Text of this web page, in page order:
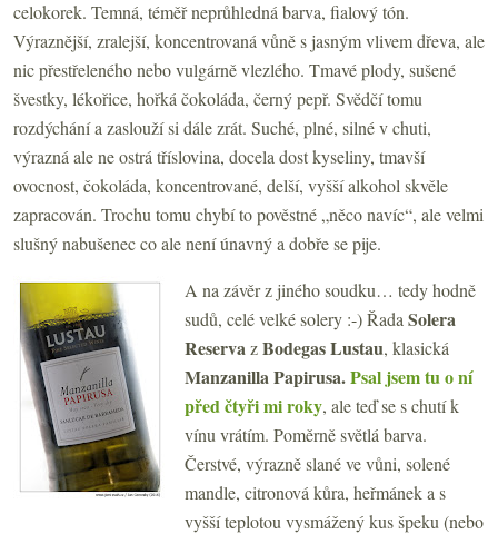
celokorek. Temná, téměř neprůhledná barva, fialový tón.
Výraznější, zralejší, koncentrovaná vůně s jasným vlivem dřeva, ale
nic přestřeleného nebo vulgárně vlezlého. Tmavé plody, sušené
švestky, lékořice, hořká čokoláda, černý pepř. Svědčí tomu
rozdýchání a zaslouží si dále zrát. Suché, plné, silné v chuti,
výrazná ale ne ostrá tříslovina, docela dost kyseliny, tmavší
ovocnost, čokoláda, koncentrované, delší, vyšší alkohol skvěle
zapracován. Trochu tomu chybí to pověstné „něco navíc“, ale velmi
slušný nabušenec co ale není únavný a dobře se pije.
A na závěr z jiného soudku… tedy hodně
sudů, celé velké solery :-) Řada Solera
ReservazBodegas Lustau, klasická
Manzanilla Papirusa.Psal jsem tu o ní
před čtyři mi roky, ale teď se s chutí k
vínu vrátím. Poměrně světlá barva.
Čerstvé, výrazně slané ve vůni, solené
mandle, citronová kůra, heřmánek a s
vyšší teplotou vysmážený kus špeku (nebo